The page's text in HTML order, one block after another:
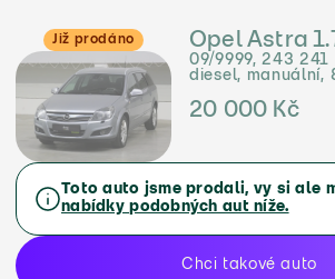
Již prodáno Opel Astra
09/9999, 243 241
diesel, manuální,
20 000 Kč
Toto auto jsme prodali, vy si ale
nabídky podobných aut níže.
Chci takové auto